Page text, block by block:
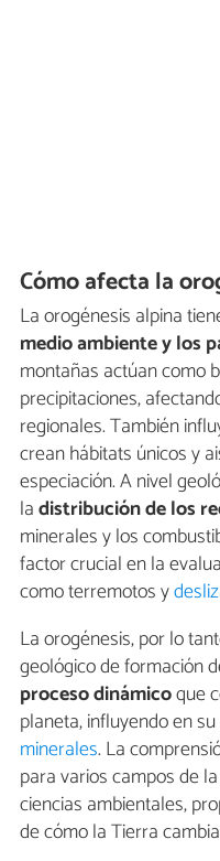
Cómo afecta la
La orogénesis alpina
medio ambiente y los
montañas actúan como
precipitaciones,
regionales. También
crean hábitats únicos y
especiación. A nivel
ladistribución de los
minerales y los
factor crucial en la
como terremotos y
La orogénesis, por lo
geológico de formación
proceso dinámicoque
planeta, influyendo en
minerales. La
para varios campos de
ciencias ambientales,
de cómo la Tierra